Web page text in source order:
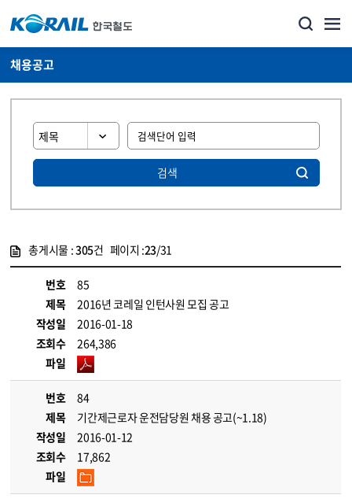
채용공고
검색
총게시물 :305건 페이지 :23/31
번호
85
제목
2016년 코레일 인턴사원 모집 공고
작성일
2016-01-18
조회수
264,386
파일
번호
84
제목
기간제근로자 운전담당원 채용 공고(~1.18)
작성일
2016-01-12
조회수
17,862
파일